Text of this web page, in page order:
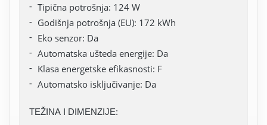
Tipična potrošnja: 124 W
Godišnja potrošnja (EU): 172 kWh
Eko senzor: Da
Automatska ušteda energije: Da
Klasa energetske efikasnosti: F
Automatsko isključivanje: Da
TEŽINA I DIMENZIJE: